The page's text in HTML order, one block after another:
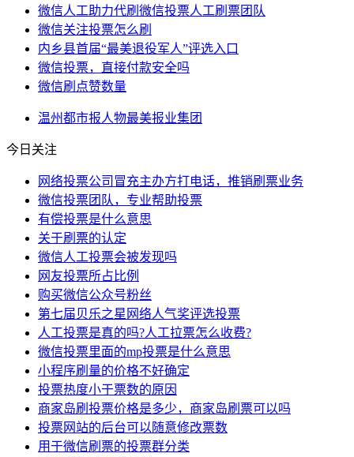
微信人工助力代刷微信投票人工刷票团队
微信关注投票怎么刷
内乡县首届“最美退役军人”评选入口
微信投票，直接付款安全吗
微信刷点赞数量
温州都市报人物最美报业集团
今日关注
网络投票公司冒充主办方打电话，推销刷票业务
微信投票团队，专业帮助投票
有偿投票是什么意思
关于刷票的认定
微信人工投票会被发现吗
网友投票所占比例
购买微信公众号粉丝
第七届贝乐之星网络人气奖评选投票
人工投票是真的吗?人工拉票怎么收费?
微信投票里面的mp投票是什么意思
小程序刷量的价格不好确定
投票热度小于票数的原因
商家岛刷投票价格是多少，商家岛刷票可以吗
投票网站的后台可以随意修改票数
用于微信刷票的投票群分类